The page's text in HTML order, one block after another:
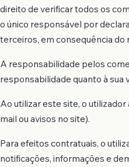
direito de verificar todos os
o único responsável por
terceiros, em consequência
A responsabilidade pelos
responsabilidade quanto à sua
Ao utilizar este site, o utilizador
mail ou avisos no site).
Para efeitos contratuais, o
notificações, informações e